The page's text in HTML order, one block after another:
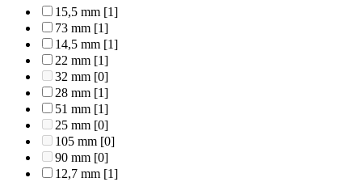
15,5 mm [1]
73 mm [1]
14,5 mm [1]
22 mm [1]
32 mm [0]
28 mm [1]
51 mm [1]
25 mm [0]
105 mm [0]
90 mm [0]
12,7 mm [1]